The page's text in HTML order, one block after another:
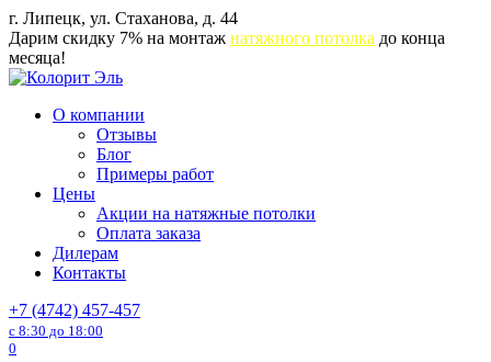
Перейти
к
содержанию
г. Липецк, ул. Стаханова, д. 44
Дарим скидку 7% на монтаж натяжного потолка до конца
месяца!
О компании
Отзывы
Блог
Примеры работ
Цены
Акции на натяжные потолки
Оплата заказа
Дилерам
Контакты
+7 (4742) 457-457
с 8:30 до 18:00
0